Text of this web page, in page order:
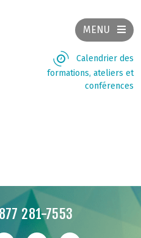
MENU
Calendrier des
formations, ateliers et
conférences
281-7553